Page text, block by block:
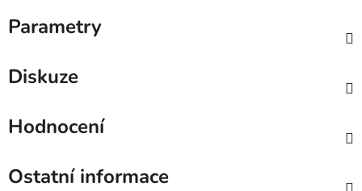
Parametry
Diskuze
Hodnocení
Ostatní informace